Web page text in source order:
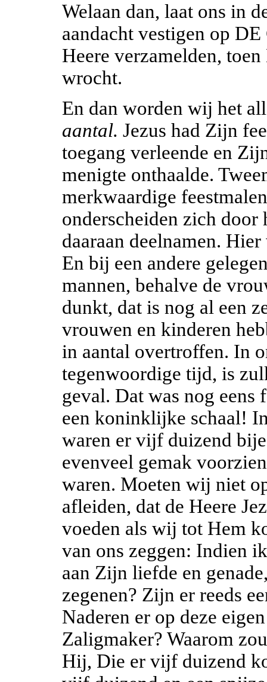
Welaan dan, laat ons in
aandacht vestigen op
Heere verzamelden,
wrocht.
En dan worden wij het
aantal.Jezus had Zijn
toegang verleende en
menigte onthaalde.
merkwaardige
onderscheiden zich door
daaraan deelnamen.
En bij een andere
mannen, behalve de
dunkt, dat is nog al een
vrouwen en kinderen
in aantal overtroffen. In
tegenwoordige tijd, is
geval. Dat was nog eens
een koninklijke schaal!
waren er vijf duizend
evenveel gemak
waren. Moeten wij niet
afleiden, dat de Heere
voeden als wij tot Hem
van ons zeggen: Indien
aan Zijn liefde en
zegenen? Zijn er reeds
Naderen er op deze
Zaligmaker? Waarom
Hij, Die er vijf duizend